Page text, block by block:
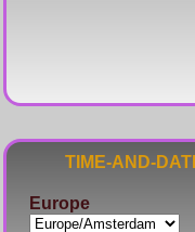
TIME-AND-
Europe